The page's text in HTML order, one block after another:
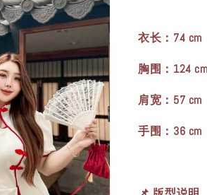
衣长：74 cm
胸围：124 cm
肩宽：57 cm
手围：36 cm